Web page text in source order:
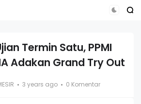
Termin Satu, PPMI
Adakan Grand Try Out
3 years ago 0 Komentar